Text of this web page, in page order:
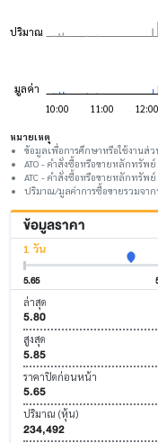
หมายเหตุ
ข้อมูลเพื่อการศึกษาหรือใช้งาน
ATO - คำสั่งซื้อหรือขายหลักทรัพ
ATC - คำสั่งซื้อหรือขายหลักทรัพ
ปริมาณ/มูลค่าการซื้อขายรวมจาก
ข้อมูลราคา
1 วัน
5.65
ล่าสุด
5.80
สูงสุด
5.85
ราคาปิดก่อนหน้า
5.65
ปริมาณ (หุ้น)
234,492